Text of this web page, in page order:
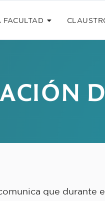
FACULTAD
que durante